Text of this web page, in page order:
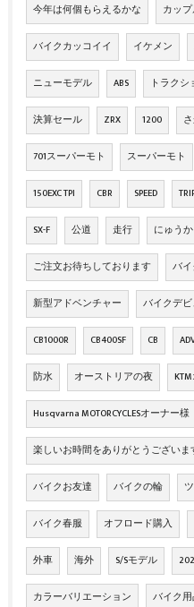
今年は何個もらえるかな カッ
バイクカッコイイ イケメン
ニューモデル ABS トラク
決算セール ZRX 1200
701スーパーモト スーパーモト
150EXC TPI CBR SPEED
SX-F 公道 走行 にゅうか
ご注文お待ちしております バ
新型アドベンチャー バイクデ
CB1000R CB400SF CB
防水 オーストリアの夜
Husqvarna MOTORCYCLESオーナー様
楽しいお時間をありがとうございま
バイクお友達 バイクの輪
バイク春服 オフロード購入
外車 海外 S/Sモデル
カラーバリエーション バイク